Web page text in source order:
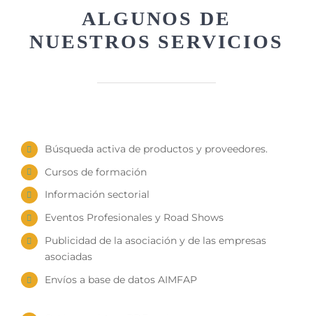
ALGUNOS DE
NUESTROS SERVICIOS
Búsqueda activa de productos y proveedores.
Cursos de formación
Información sectorial
Eventos Profesionales y Road Shows
Publicidad de la asociación y de las empresas
asociadas
Envíos a base de datos AIMFAP